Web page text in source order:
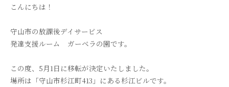
こんにちは！
守山市の放課後デイサービス
発達支援ルーム ガーベラの園です。
この度、5月1日に移転が決定いたしました。
場所は「守山市杉江町413」にある杉江ビルです。